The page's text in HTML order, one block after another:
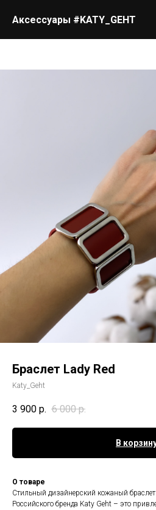
Аксессуары #KATY_GEHT
Браслет Lady Red
Katy_Geht
3 900 р. 6 000 р.
В
О товаре
Стильный дизайнерский кожаный
Российского бренда Katy Geht – это